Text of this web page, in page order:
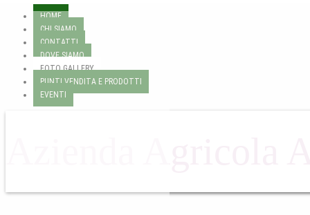
HOME
CHI SIAMO
CONTATTI
DOVE SIAMO
FOTO GALLERY
PUNTI VENDITA E PRODOTTI
EVENTI